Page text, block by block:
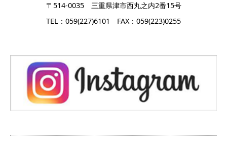
〒514-0035 三重県津市西丸之内2番15号
TEL：059(227)6101 FAX：059(223)0255